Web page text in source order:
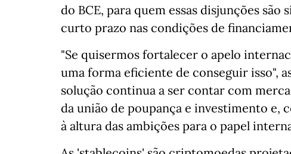
do BCE, para quem essas disjunções são
curto prazo nas condições de
"Se quisermos fortalecer o apelo
uma forma eficiente de conseguir isso",
solução continua a ser contar com
da união de poupança e investimento e,
à altura das ambições para o papel